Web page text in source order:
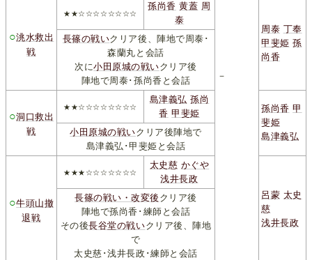
－
○洮水救出
戦
★★☆☆☆☆☆☆☆☆
孫尚香 黄蓋 周
泰
周泰 丁奉
甲斐姫 孫
尚香
長篠の戦いクリア後、陣地で周泰･
森蘭丸と会話
次に小田原城の戦いクリア後
陣地で周泰･孫尚香と会話
○洞口救出
戦
★★☆☆☆☆☆☆☆☆
島津義弘 孫尚
香 甲斐姫 孫尚香 甲
斐姫
島津義弘
小田原城の戦いクリア後陣地で
島津義弘･甲斐姫と会話
○牛頭山撤
退戦
★★★☆☆☆☆☆☆☆
太史慈 かぐや
浅井長政
呂蒙 太史
慈
浅井長政
長篠の戦い・改変後 クリア後
陣地で孫尚香･練師と会話
その後長谷堂の戦いクリア後、陣地
で
太史慈･浅井長政･練師と会話